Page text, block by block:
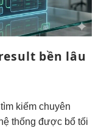
bền lâu
tìm kiếm chuyên
thống được bổ tối